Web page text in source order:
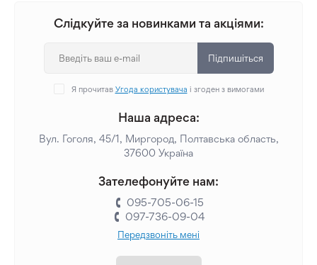
Слідкуйте за новинками та акціями:
Підпишіться
Я прочитав Угода користувача і згоден з вимогами
Наша адреса:
Вул. Гоголя, 45/1, Миргород, Полтавська область,
37600 Україна
Зателефонуйте нам:
095-705-06-15
097-736-09-04
Передзвоніть мені